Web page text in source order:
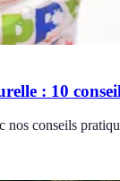
: 10
conseils